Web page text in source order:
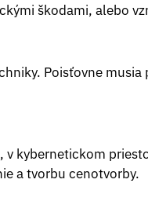
škodami, alebo
Poisťovne
kybernetickom
a tvorbu cenotvorby.